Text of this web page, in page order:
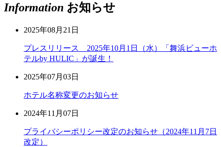
Information お知らせ
2025年08月21日
プレスリリース 2025年10月1日（水）「舞浜ビューホ
テルby HULIC」が誕生！
2025年07月03日
ホテル名称変更のお知らせ
2024年11月07日
プライバシーポリシー改定のお知らせ（2024年11月7日
改定）